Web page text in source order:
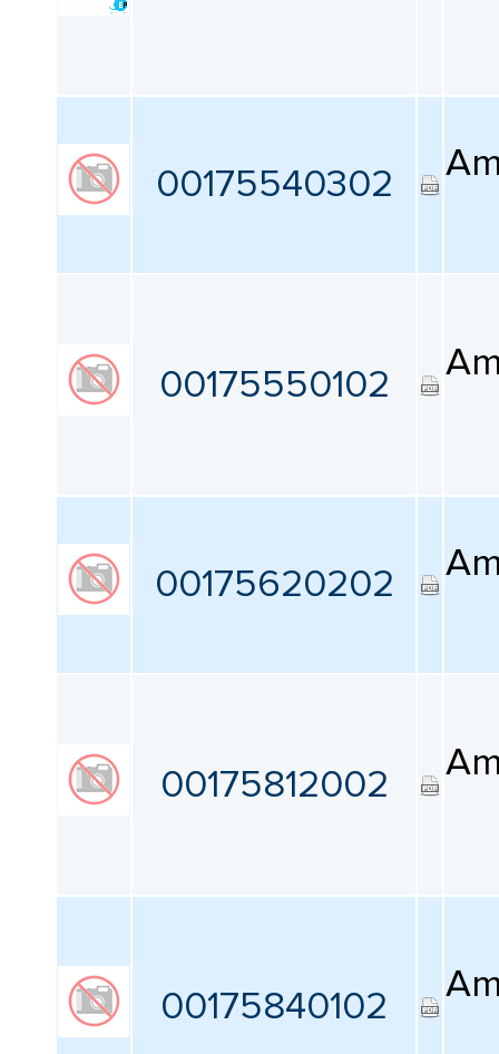
00175540302
00175550102
00175620202
00175812002
00175840102